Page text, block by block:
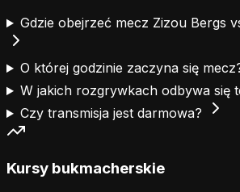
Gdzie obejrzeć mecz Zizou Bergs
O której godzinie zaczyna się
W jakich rozgrywkach odbywa się
Czy transmisja jest darmowa?
Kursy bukmacherskie